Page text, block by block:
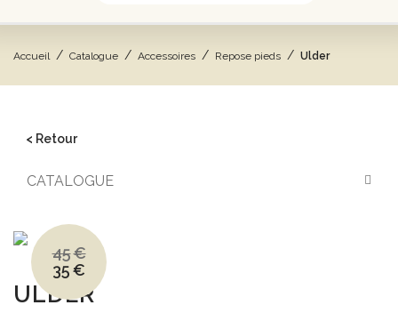
Accueil / Catalogue / Accessoires / Repose pieds / Ulder
< Retour
CATALOGUE
ULDER
45€
Le
prix
initial
était :
35€
Le
prix
actuel
est :